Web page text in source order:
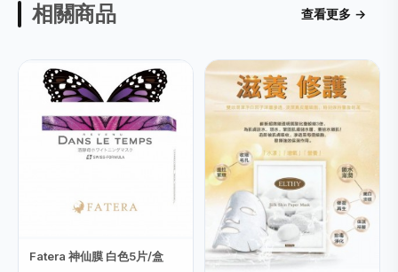
相關商品 查看更多 →
Fatera 神仙膜 白色5片/盒